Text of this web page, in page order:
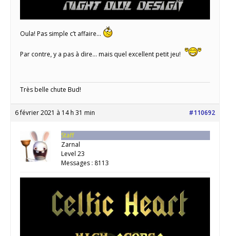
Oula! Pas simple c’t affaire…
Par contre, y a pas à dire… mais quel excellent petit jeu!
Très belle chute Bud!
6 février 2021 à 14 h 31 min #110692
Staff
Zarnal
Level 23
Messages : 8113